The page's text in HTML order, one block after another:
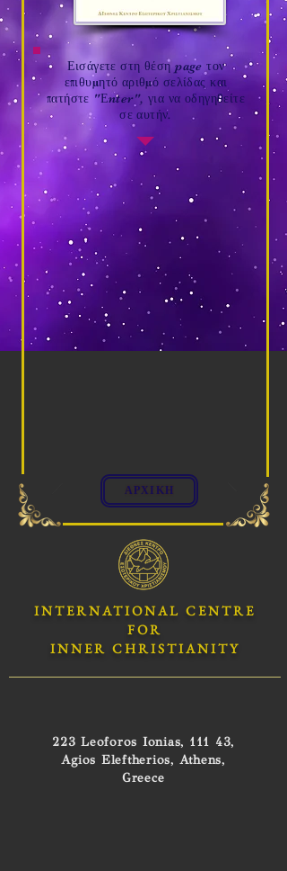
ΑΡΧΙΚΗ
Εισάγετε στη θέση page τον
επιθυμητό αριθμό σελίδας και
πατήστε "Εnter", για να οδηγηθείτε
σε αυτήν.
INTERNATIONAL CENTRE
FOR
INNER CHRISTIANITY
223 Leoforos Ionias, 111 43,
Agios Eleftherios, Athens,
Greece